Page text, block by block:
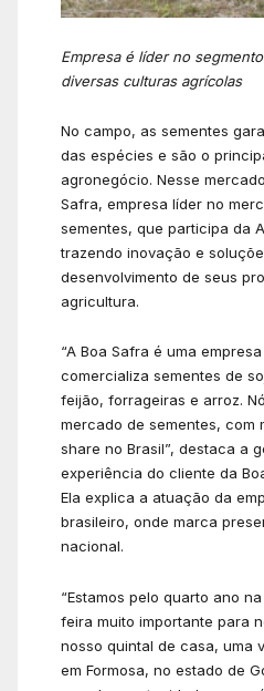
Empresa é líder no
diversas culturas agrícolas
No campo, as sementes
das espécies e são o
agronegócio. Nesse
Safra, empresa líder no
sementes, que participa da
trazendo inovação e
desenvolvimento de seus
agricultura.
“A Boa Safra é uma
comercializa sementes de
feijão, forrageiras e arroz.
mercado de sementes, com
share no Brasil”, destaca a
experiência do cliente da
Ela explica a atuação da
brasileiro, onde marca
nacional.
“Estamos pelo quarto ano
feira muito importante para
nosso quintal de casa, uma
em Formosa, no estado de